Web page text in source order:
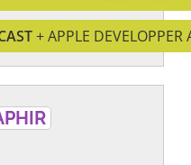
+ APPLE DEVELOPPER